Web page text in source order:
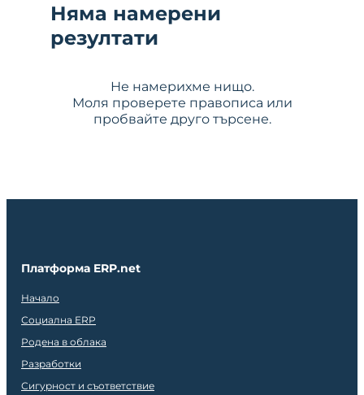
Няма намерени
резултати
Не намерихме нищо.
Моля проверете правописа или
пробвайте друго търсене.
Платформа ERP.net
Начало
Социална ERP
Родена в облака
Разработки
Сигурност и съответствие